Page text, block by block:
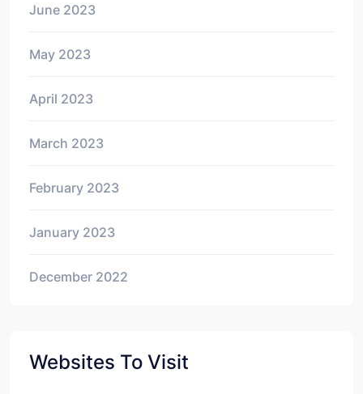
June 2023
May 2023
April 2023
March 2023
February 2023
January 2023
December 2022
Websites To Visit